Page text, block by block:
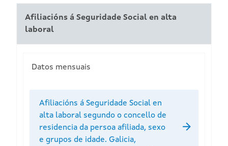
Afiliacións á Seguridade Social en alta
laboral
Datos mensuais
Afiliacións á Seguridade Social en
alta laboral segundo o concello de
residencia da persoa afiliada, sexo
e grupos de idade. Galicia,